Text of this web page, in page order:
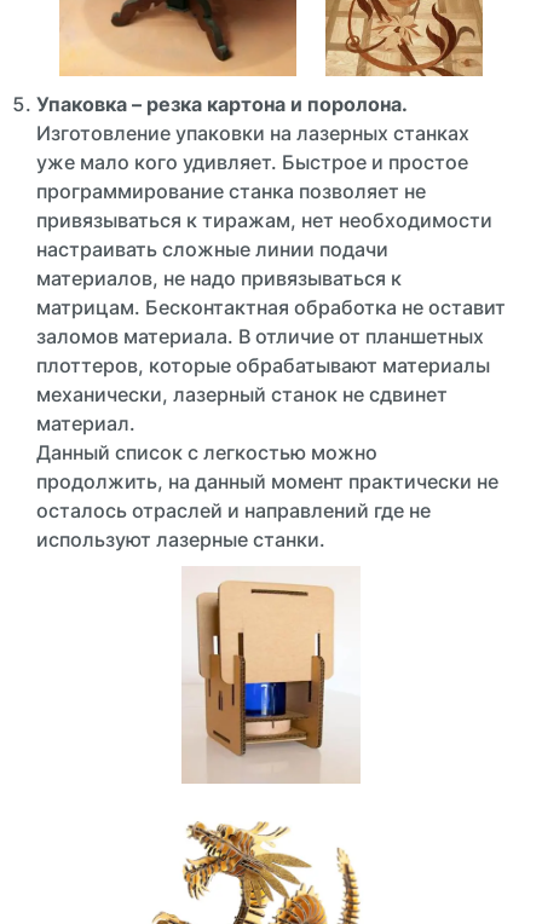
Упаковка – резка картона и поролона.
Изготовление упаковки на лазерных станках
уже мало кого удивляет. Быстрое и простое
программирование станка позволяет не
привязываться к тиражам, нет необходимости
настраивать сложные линии подачи
материалов, не надо привязываться к
матрицам. Бесконтактная обработка не оставит
заломов материала. В отличие от планшетных
плоттеров, которые обрабатывают материалы
механически, лазерный станок не сдвинет
материал.
Данный список с легкостью можно
продолжить, на данный момент практически не
осталось отраслей и направлений где не
используют лазерные станки.